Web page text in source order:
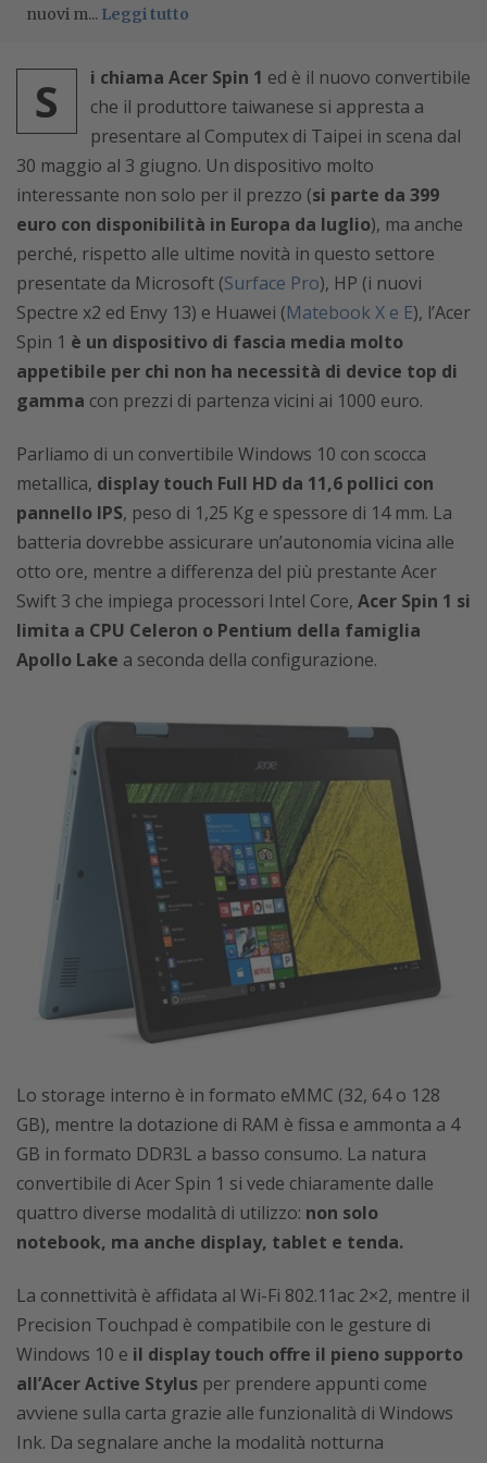
nuovi m... Leggi tutto
S i chiama Acer Spin 1 ed è il nuovo convertibile
che il produttore taiwanese si appresta a
presentare al Computex di Taipei in scena dal
30 maggio al 3 giugno. Un dispositivo molto
interessante non solo per il prezzo (si parte da 399
euro con disponibilità in Europa da luglio), ma anche
perché, rispetto alle ultime novità in questo settore
presentate da Microsoft (Surface Pro), HP (i nuovi
Spectre x2 ed Envy 13) e Huawei (Matebook X e E), l’Acer
Spin 1 è un dispositivo di fascia media molto
appetibile per chi non ha necessità di device top di
gamma con prezzi di partenza vicini ai 1000 euro.
Parliamo di un convertibile Windows 10 con scocca
metallica, display touch Full HD da 11,6 pollici con
pannello IPS, peso di 1,25 Kg e spessore di 14 mm. La
batteria dovrebbe assicurare un’autonomia vicina alle
otto ore, mentre a differenza del più prestante Acer
Swift 3 che impiega processori Intel Core, Acer Spin 1 si
limita a CPU Celeron o Pentium della famiglia
Apollo Lake a seconda della configurazione.
Lo storage interno è in formato eMMC (32, 64 o 128
GB), mentre la dotazione di RAM è fissa e ammonta a 4
GB in formato DDR3L a basso consumo. La natura
convertibile di Acer Spin 1 si vede chiaramente dalle
quattro diverse modalità di utilizzo: non solo
notebook, ma anche display, tablet e tenda.
La connettività è affidata al Wi-Fi 802.11ac 2×2, mentre il
Precision Touchpad è compatibile con le gesture di
Windows 10 e il display touch offre il pieno supporto
all’Acer Active Stylus per prendere appunti come
avviene sulla carta grazie alle funzionalità di Windows
Ink. Da segnalare anche la modalità notturna